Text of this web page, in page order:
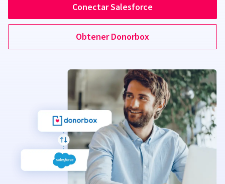
Conectar Salesforce
Obtener Donorbox